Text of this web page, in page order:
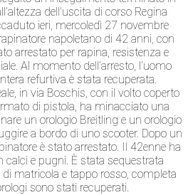
dell’uscita di corso Regina
ieri, mercoledì 27 novembre
napoletano di 42 anni, con
arrestato per rapina, resistenza e
Al momento dell’arresto, l’uomo
refurtiva è stata recuperata.
in via Boschis, con il volto coperto
di pistola, ha minacciato una
un orologio Breitling e un orologio
a bordo di uno scooter. Dopo un
è stato arrestato. Il 42enne ha
calci e pugni. È stata sequestrata
matricola e tappo rosso, completa
sono stati recuperati.